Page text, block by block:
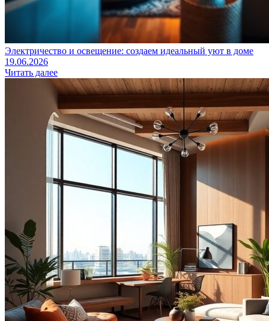
Электричество и освещение: создаем идеальный уют в доме
19.06.2026
Читать далее